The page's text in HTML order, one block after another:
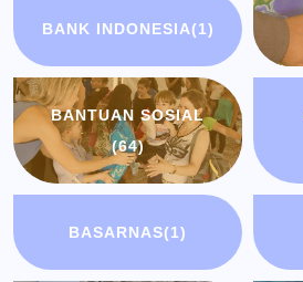
BANK INDONESIA(1)
BANTUAN SOSIAL
(64)
BASARNAS(1)